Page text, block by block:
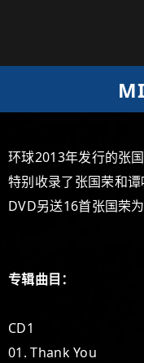
环球2013年发行的张
特别收录了张国荣和谭
DVD另送16首张国荣
专辑曲目：
CD1
01. Thank You